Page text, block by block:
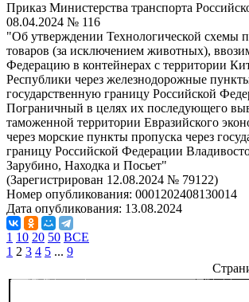
Приказ Министерства транспорта
08.04.2024 № 116
"Об утверждении Технологической схемы
товаров (за исключением животных),
Федерацию в контейнерах с территории
Республики через железнодорожные
государственную границу Российской
Пограничный в целях их последующего
таможенной территории Евразийского
через морские пункты пропуска через
границу Российской Федерации
Зарубино, Находка и Посьет"
(Зарегистрирован 12.08.2024 № 79122)
Номер опубликования: 0001202408130014
Дата опубликования: 13.08.2024
1 10 20 50 ВСЕ
1 2 3 4 5 ... 9